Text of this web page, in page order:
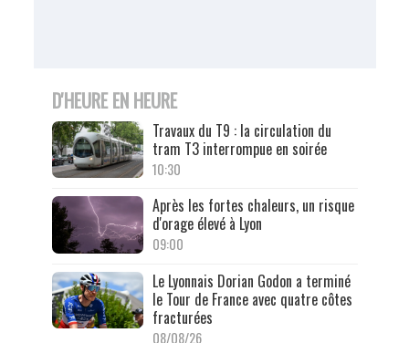
D'HEURE EN HEURE
Travaux du T9 : la circulation du
tram T3 interrompue en soirée
10:30
Après les fortes chaleurs, un risque
d'orage élevé à Lyon
09:00
Le Lyonnais Dorian Godon a terminé
le Tour de France avec quatre côtes
fracturées
08/08/26